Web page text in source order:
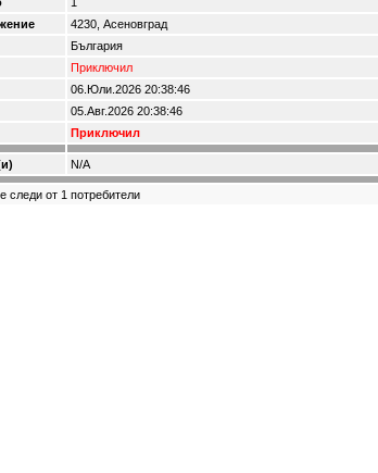
4230, Асеновград
България
Приключил
06.Юли.2026 20:38:46
05.Авг.2026 20:38:46
Приключил
N/A
следи от 1 потребители